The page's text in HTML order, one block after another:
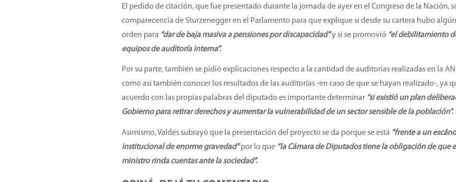
El pedido de citación, que fue presentado durante la jornada de ayer en el Congreso de la Nación,
comparecencia de Sturzenegger en el Parlamento para que explique si desde su cartera hubo
orden para “dar de baja masiva a pensiones por discapacidad”y si se promovió “el debilitamiento
equipos de auditoría interna”.
Por su parte, también se pidió explicaciones respecto a la cantidad de auditorías realizadas en la
como así también conocer los resultados de las auditorías -en caso de que se hayan realizado-, ya
acuerdo con las propias palabras del diputado es importante determinar “si existió un plan
Gobierno para retirar derechos y aumentar la vulnerabilidad de un sector sensible de la población”.
Asimismo, Valdés subrayó que la presentación del proyecto se da porque se está “frente a un
institucional de enorme gravedad”por lo que “la Cámara de Diputados tiene la obligación de que
ministro rinda cuentas ante la sociedad”.